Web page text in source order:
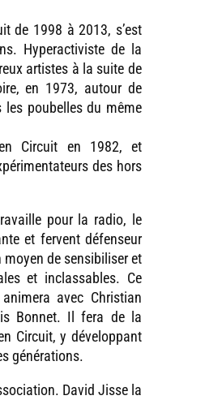
de 1998 à 2013, s’est
Hyperactiviste de la
artistes à la suite de
en 1973, autour de
les poubelles du même
Circuit en 1982, et
des hors
pour la radio, le
et fervent défenseur
de sensibiliser et
et inclassables. Ce
avec Christian
Bonnet. Il fera de la
Circuit, y développant
générations.
David Jisse la